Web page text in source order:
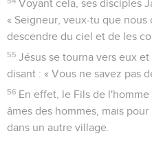
Voyant cela, ses disciples
« Seigneur, veux-tu que
descendre du ciel et de les
55 Jésus se tourna vers eux
disant : « Vous ne savez pas
56 En effet, le Fils de
âmes des hommes, mais
dans un autre village.